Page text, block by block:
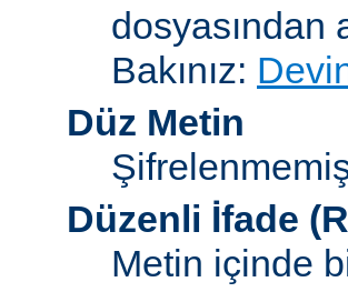
dosyasından
Bakınız:
Düz Metin
Düzenli İfade
Metin içinde